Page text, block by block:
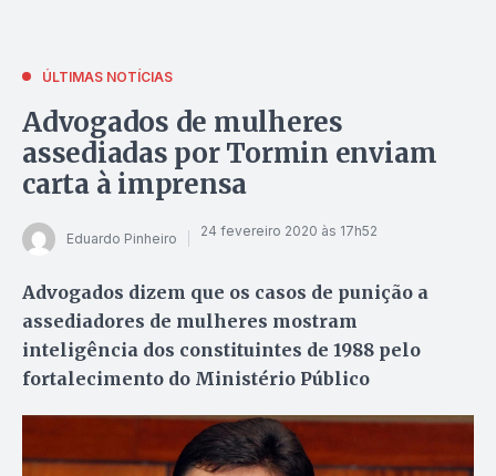
ÚLTIMAS NOTÍCIAS
Advogados de mulheres
assediadas por Tormin enviam
carta à imprensa
Eduardo Pinheiro 24 fevereiro 2020 às 17h52
Advogados dizem que os casos de punição a
assediadores de mulheres mostram
inteligência dos constituintes de 1988 pelo
fortalecimento do Ministério Público